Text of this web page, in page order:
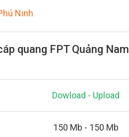
Ninh
quang FPT Quảng Nam
Dowload - Upload
150 Mb - 150 Mb